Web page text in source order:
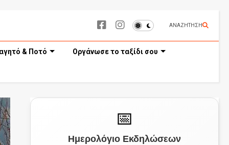
ΑΝΑΖΗΤΗΣΗ
& Ποτό Οργάνωσε το ταξίδι σου
📅
Ημερολόγιο Εκδηλώσεων